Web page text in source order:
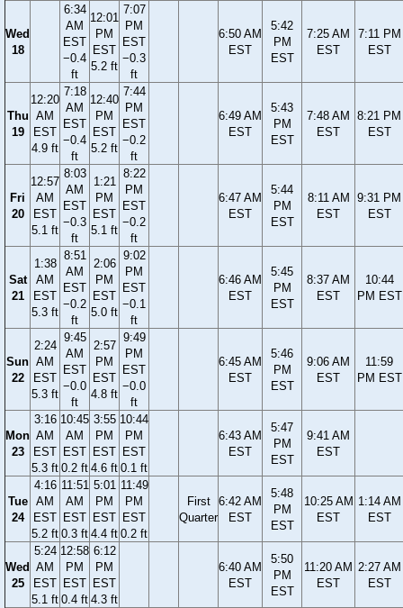
Wed
18
6:34
AM
EST
−0.4
ft
12:01
PM
EST
5.2 ft
7:07
PM
EST
−0.3
ft
6:50 AM
EST
5:42
PM
EST
7:25 AM
EST
7:11 PM
EST
Thu
19
12:20
AM
EST
4.9 ft
7:18
AM
EST
−0.4
ft
12:40
PM
EST
5.2 ft
7:44
PM
EST
−0.2
ft
6:49 AM
EST
5:43
PM
EST
7:48 AM
EST
8:21 PM
EST
Fri
20
12:57
AM
EST
5.1 ft
8:03
AM
EST
−0.3
ft
1:21
PM
EST
5.1 ft
8:22
PM
EST
−0.2
ft
6:47 AM
EST
5:44
PM
EST
8:11 AM
EST
9:31 PM
EST
Sat
21
1:38
AM
EST
5.3 ft
8:51
AM
EST
−0.2
ft
2:06
PM
EST
5.0 ft
9:02
PM
EST
−0.1
ft
6:46 AM
EST
5:45
PM
EST
8:37 AM
EST
10:44
PM EST
Sun
22
2:24
AM
EST
5.3 ft
9:45
AM
EST
−0.0
ft
2:57
PM
EST
4.8 ft
9:49
PM
EST
−0.0
ft
6:45 AM
EST
5:46
PM
EST
9:06 AM
EST
11:59
PM EST
Mon
23
3:16
AM
EST
5.3 ft
10:45
AM
EST
0.2 ft
3:55
PM
EST
4.6 ft
10:44
PM
EST
0.1 ft
6:43 AM
EST
5:47
PM
EST
9:41 AM
EST
Tue
24
4:16
AM
EST
5.2 ft
11:51
AM
EST
0.3 ft
5:01
PM
EST
4.4 ft
11:49
PM
EST
0.2 ft
First
Quarter
6:42 AM
EST
5:48
PM
EST
10:25 AM
EST
1:14 AM
EST
Wed
25
5:24
AM
EST
5.1 ft
12:58
PM
EST
0.4 ft
6:12
PM
EST
4.3 ft
6:40 AM
EST
5:50
PM
EST
11:20 AM
EST
2:27 AM
EST